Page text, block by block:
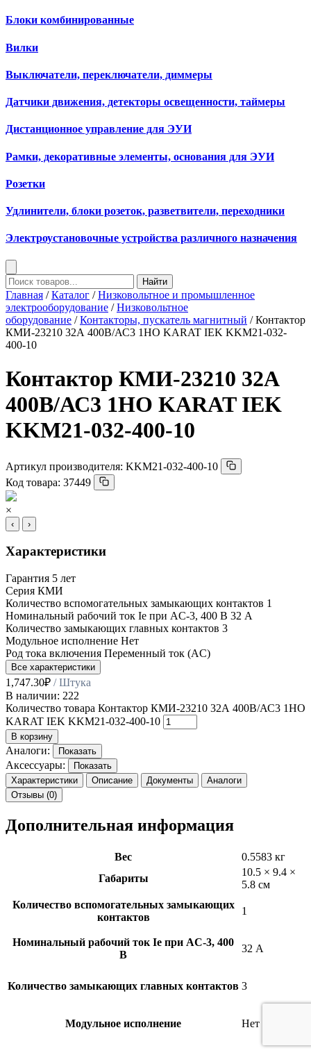
Блоки комбинированные
Вилки
Выключатели, переключатели, диммеры
Датчики движения, детекторы освещенности, таймеры
Дистанционное управление для ЭУИ
Рамки, декоративные элементы, основания для ЭУИ
Розетки
Удлинители, блоки розеток, разветвители, переходники
Электроустановочные устройства различного назначения
Найти
Главная /Каталог /Низковольтное и промышленное
электрооборудование /Низковольтное
оборудование /Контакторы, пускатель магнитный / Контактор
КМИ-23210 32А 400В/АС3 1НО KARAT IEK KKM21-032-
400-10
Контактор КМИ-23210 32А
400В/АС3 1НО KARAT IEK
KKM21-032-400-10
Артикул производителя: KKM21-032-400-10
Код товара: 37449
×
‹ ›
Характеристики
Гарантия 5 лет
Серия КМИ
Количество вспомогательных замыкающих контактов 1
Номинальный рабочий ток Ie при AC-3, 400 В 32 А
Количество замыкающих главных контактов 3
Модульное исполнение Нет
Род тока включения Переменный ток (AC)
Все характеристики
1,747.30₽ / Штука
В наличии: 222
Количество товара Контактор КМИ-23210 32А 400В/АС3 1НО
KARAT IEK KKM21-032-400-10
В корзину
Аналоги: Показать
Аксессуары:
Показать
Характеристики
Описание Документы
Аналоги
Отзывы (0)
Дополнительная информация
Вес
0.5583 кг
Габариты
10.5 × 9.4 ×
5.8 см
Количество вспомогательных замыкающих
контактов
1
Номинальный рабочий ток Ie при AC-3, 400
В
32 А
Количество замыкающих главных контактов 3
Модульное исполнение Нет